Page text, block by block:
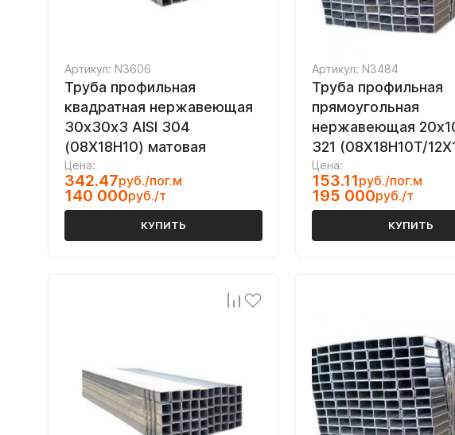
Артикул: N3606
Труба профильная
квадратная нержавеющая
30х30х3 AISI 304
(08Х18Н10) матовая
Цена:
342.47руб./пог.м
140 000руб./т
КУПИТЬ
Артикул: N3484
Труба профильная
прямоугольная
нержавеющая
321 (08Х18Н10Т/
Цена:
153.11руб./пог.м
195 000руб./т
КУПИТЬ